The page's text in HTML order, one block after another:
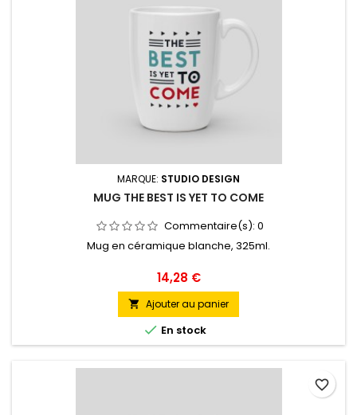
MARQUE: STUDIO DESIGN
MUG THE BEST IS YET TO COME
Commentaire(s): 0
Mug en céramique blanche, 325ml.
Prix
14,28 €
 Ajouter au panier
 En stock
favorite_border